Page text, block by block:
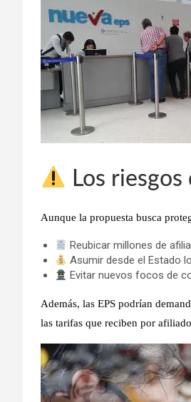
Los
Aunque la propuesta busca
Reubicar millones de
Asumir desde el Estado
Evitar nuevos focos de
Además, las EPS podrían
las tarifas que reciben por